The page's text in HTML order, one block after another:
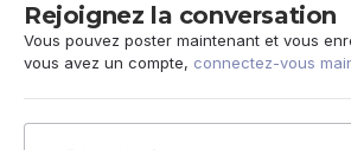
Rejoignez la conversation
Vous pouvez poster maintenant et vous
vous avez un compte, connectez-vous